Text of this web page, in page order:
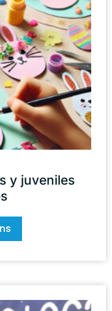
y juveniles